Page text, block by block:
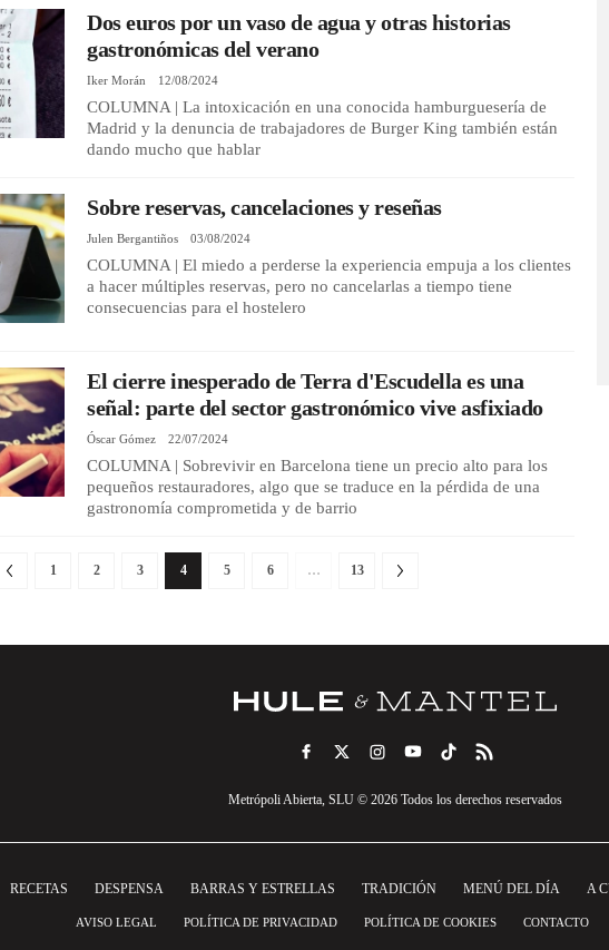
Dos euros por un vaso de agua y otras historias
gastronómicas del verano
Iker Morán 12/08/2024
COLUMNA | La intoxicación en una conocida hamburguesería de
Madrid y la denuncia de trabajadores de Burger King también están
dando mucho que hablar
Sobre reservas, cancelaciones y reseñas
Julen Bergantiños 03/08/2024
COLUMNA | El miedo a perderse la experiencia empuja a los clientes
a hacer múltiples reservas, pero no cancelarlas a tiempo tiene
consecuencias para el hostelero
El cierre inesperado de Terra d'Escudella es una
señal: parte del sector gastronómico vive asfixiado
Óscar Gómez 22/07/2024
COLUMNA | Sobrevivir en Barcelona tiene un precio alto para los
pequeños restauradores, algo que se traduce en la pérdida de una
gastronomía comprometida y de barrio
1 2 3 4 5 6 … 13
Metrópoli Abierta, SLU © 2026 Todos los derechos reservados
RECETAS DESPENSA BARRAS Y ESTRELLAS TRADICIÓN MENÚ DEL DÍA A
AVISO LEGAL POLÍTICA DE PRIVACIDAD POLÍTICA DE COOKIES CONTACTO